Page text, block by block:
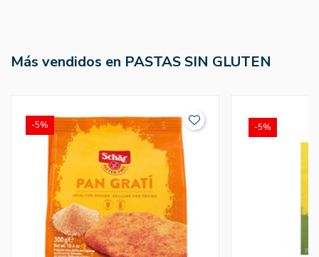
Más vendidos en PASTAS SIN GLUTEN
-5% -5%